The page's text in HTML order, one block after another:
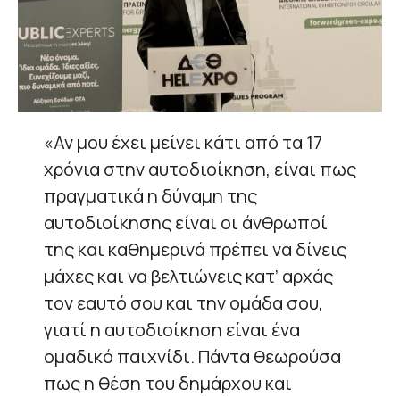
«Αν μου έχει μείνει κάτι από τα 17
χρόνια στην αυτοδιοίκηση, είναι πως
πραγματικά η δύναμη της
αυτοδιοίκησης είναι οι άνθρωποί
της και καθημερινά πρέπει να δίνεις
μάχες και να βελτιώνεις κατ’ αρχάς
τον εαυτό σου και την ομάδα σου,
γιατί η αυτοδιοίκηση είναι ένα
ομαδικό παιχνίδι. Πάντα θεωρούσα
πως η θέση του δημάρχου και